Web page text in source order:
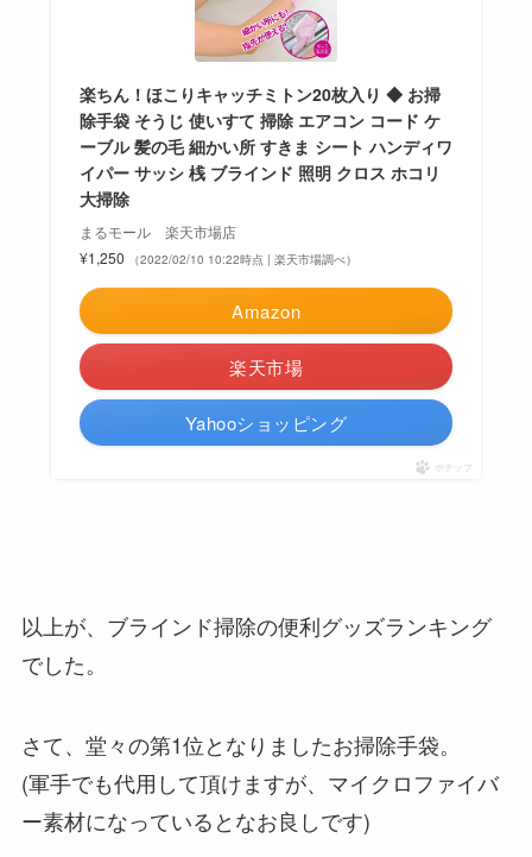
楽ちん！ほこりキャッチミトン20枚入り ◆ お掃
除手袋 そうじ 使いすて 掃除 エアコン コード ケ
ーブル 髪の毛 細かい所 すきま シート ハンディワ
イパー サッシ 桟 ブラインド 照明 クロス ホコリ
大掃除
まるモール 楽天市場店
¥1,250
（2022/02/10 10:22時点 | 楽天市場調べ）
Amazon
楽天市場
Yahooショッピング
ポチップ
以上が、ブラインド掃除の便利グッズランキング
でした。
さて、堂々の第1位となりましたお掃除手袋。
(軍手でも代用して頂けますが、マイクロファイバ
ー素材になっているとなお良しです)